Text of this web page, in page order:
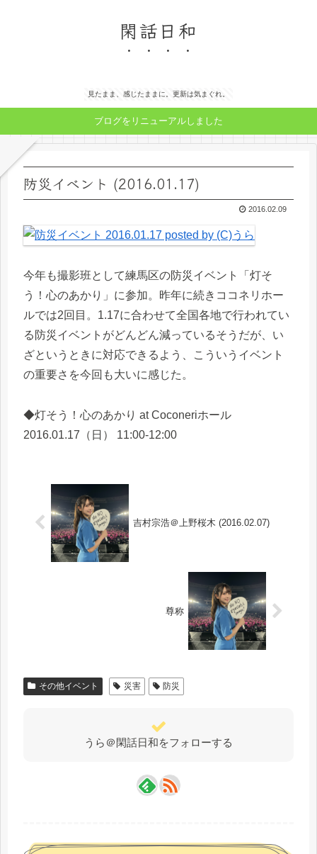
閑話日和
見たまま、感じたままに。更新は気まぐれ。
ブログをリニューアルしました
防災イベント (2016.01.17)
2016.02.09
今年も撮影班として練馬区の防災イベント「灯そ
う！心のあかり」に参加。昨年に続きココネリホー
ルでは2回目。1.17に合わせて全国各地で行われてい
る防災イベントがどんどん減っているそうだが、い
ざというときに対応できるよう、こういうイベント
の重要さを今回も大いに感じた。
◆灯そう！心のあかり at Coconeriホール
2016.01.17（日） 11:00-12:00
吉村宗浩＠上野桜木 (2016.02.07)
尊称
その他イベント 災害 防災
うら＠閑話日和をフォローする